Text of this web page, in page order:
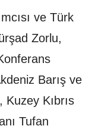
ve Türk
Zorlu,
Barış ve
Kıbrıs
Tufan